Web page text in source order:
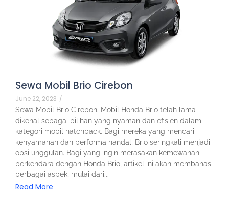
Sewa Mobil Brio Cirebon
June 22, 2023 /
Sewa Mobil Brio Cirebon. Mobil Honda Brio telah lama
dikenal sebagai pilihan yang nyaman dan efisien dalam
kategori mobil hatchback. Bagi mereka yang mencari
kenyamanan dan performa handal, Brio seringkali menjadi
opsi unggulan. Bagi yang ingin merasakan kemewahan
berkendara dengan Honda Brio, artikel ini akan membahas
berbagai aspek, mulai dari...
Read More